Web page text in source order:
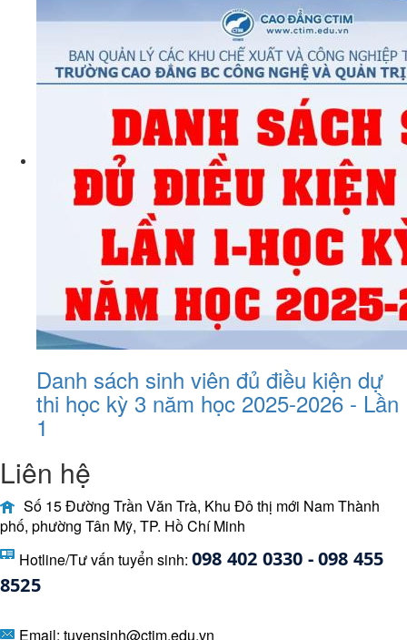
Danh sách sinh viên đủ điều kiện dự
thi học kỳ 3 năm học 2025-2026 - Lần
1
Liên hệ
Số 15 Đường Trần Văn Trà, Khu Đô thị mới Nam Thành
phố, phường Tân Mỹ, TP. Hồ Chí Minh
Hotline/Tư vấn tuyển sinh: 098 402 0330 - 098 455
8525
Email: tuyensinh@ctim.edu.vn